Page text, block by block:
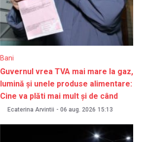
Bani
Guvernul vrea TVA mai mare la gaz,
lumină și unele produse alimentare:
Cine va plăti mai mult și de când
Ecaterina Arvintii - 06 aug. 2026 15:13